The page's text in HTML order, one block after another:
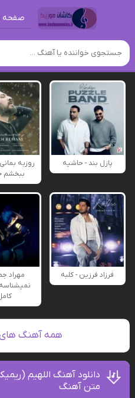
صفحه
پازل بند - حاشیه
روزبه
ببخشم
فرزاد فرزین - کلبه
مهراد
همه آهنگ های
دانلود آهنگ اللهیم
متن آهنگ